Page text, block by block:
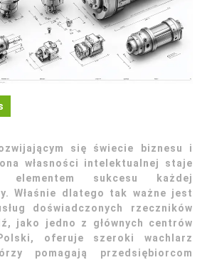
się świecie biznesu i
własności intelektualnej staje
elementem sukcesu każdej
Właśnie dlatego tak ważne jest
doświadczonych rzeczników
jako jedno z głównych centrów
oferuje szeroki wachlarz
pomagają przedsiębiorcom